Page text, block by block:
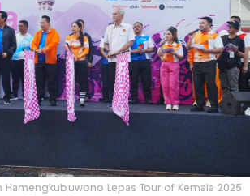
Hamengkubuwono Lepas Tour of Kemala 2025